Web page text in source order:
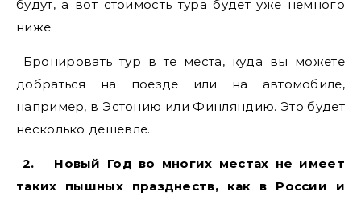
будут, а вот стоимость тура будет уже немного
ниже.
Бронировать тур в те места, куда вы можете
добраться на поезде или на автомобиле,
например, в Эстонию или Финляндию. Это будет
несколько дешевле.
2. Новый Год во многих местах не имеет
таких пышных празднеств, как в России и